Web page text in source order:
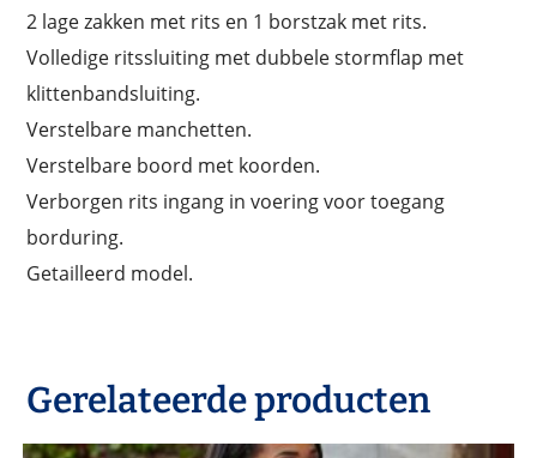
2 lage zakken met rits en 1 borstzak met rits.
Volledige ritssluiting met dubbele stormflap met
klittenbandsluiting.
Verstelbare manchetten.
Verstelbare boord met koorden.
Verborgen rits ingang in voering voor toegang
borduring.
Getailleerd model.
Gerelateerde producten